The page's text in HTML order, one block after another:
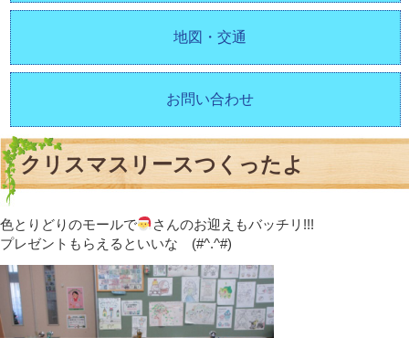
地図・交通
お問い合わせ
クリスマスリースつくったよ
色とりどりのモールで
さんのお迎えもバッチリ!!!
プレゼントもらえるといいな (#^.^#)